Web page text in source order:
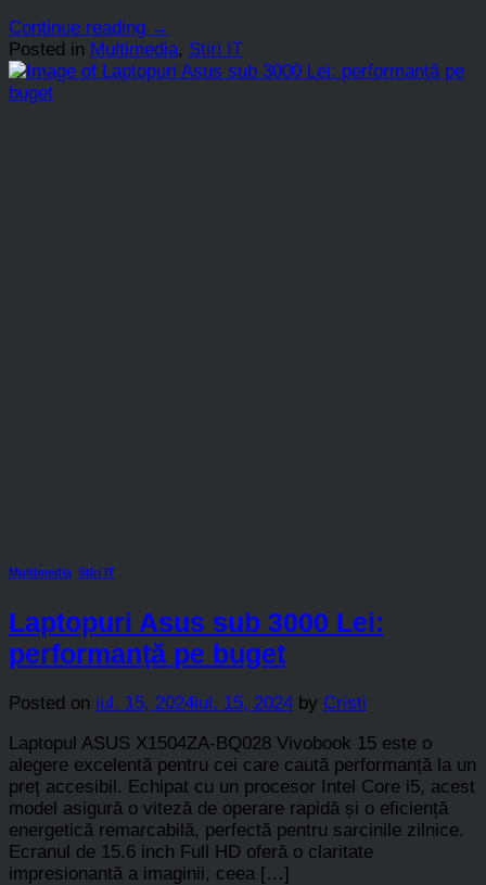
Continue reading →
Posted in Multimedia, Stiri IT
Multimedia Stiri IT
Laptopuri Asus sub 3000 Lei:
performanță pe buget
Posted on iul. 15, 2024iul. 15, 2024 by Cristi
Laptopul ASUS X1504ZA-BQ028 Vivobook 15 este o
alegere excelentă pentru cei care caută performanță la un
preț accesibil. Echipat cu un procesor Intel Core i5, acest
model asigură o viteză de operare rapidă și o eficiență
energetică remarcabilă, perfectă pentru sarcinile zilnice.
Ecranul de 15.6 inch Full HD oferă o claritate
impresionantă a imaginii, ceea […]